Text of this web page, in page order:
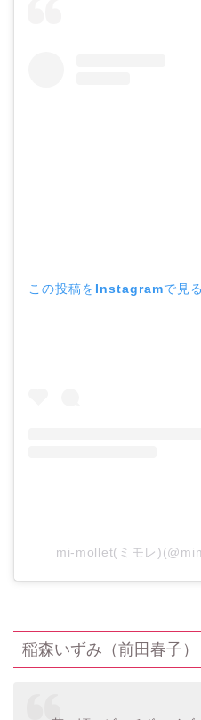
この投稿をInstagramで見る
mi-mollet(ミモレ
稲森いずみ（前田春子）